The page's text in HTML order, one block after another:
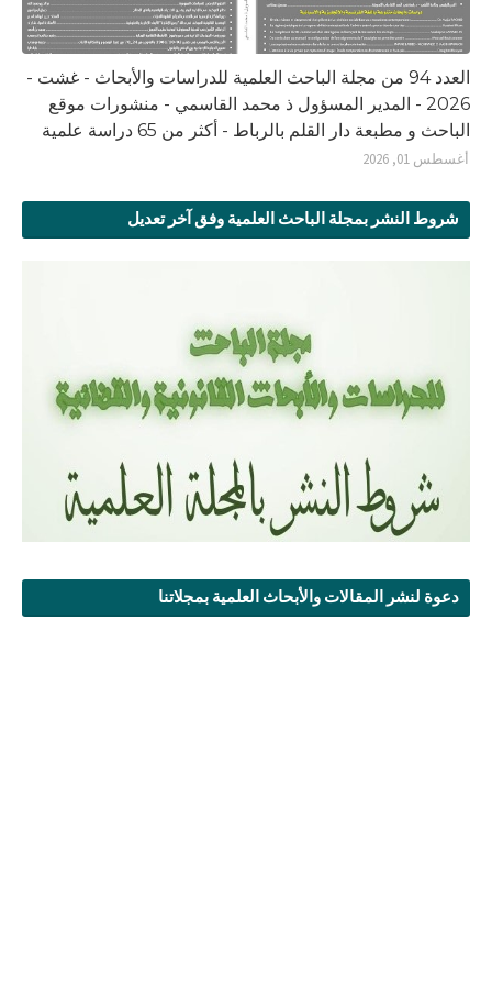
العدد 94 من مجلة الباحث العلمية للدراسات والأبحاث - غشت -
2026 - المدير المسؤول ذ محمد القاسمي - منشورات موقع
الباحث و مطبعة دار القلم بالرباط - أكثر من 65 دراسة علمية
أغسطس 01, 2026
شروط النشر بمجلة الباحث العلمية وفق آخر تعديل
دعوة لنشر المقالات والأبحاث العلمية بمجلاتنا